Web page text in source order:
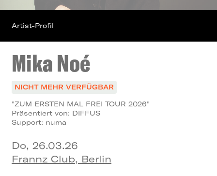
Mika Noé
NICHT MEHR VERFÜGBAR
"ZUM ERSTEN MAL FREI TOUR 2026"
Präsentiert von: DIFFUS
Support: numa
Do, 26.03.26
Frannz Club, Berlin
Artist-Profil